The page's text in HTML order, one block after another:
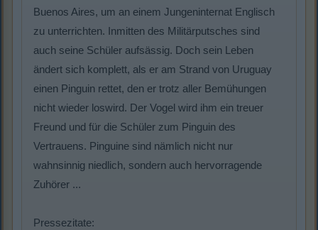
Buenos Aires, um an einem Jungeninternat Englisch
zu unterrichten. Inmitten des Militärputsches sind
auch seine Schüler aufsässig. Doch sein Leben
ändert sich komplett, als er am Strand von Uruguay
einen Pinguin rettet, den er trotz aller Bemühungen
nicht wieder loswird. Der Vogel wird ihm ein treuer
Freund und für die Schüler zum Pinguin des
Vertrauens. Pinguine sind nämlich nicht nur
wahnsinnig niedlich, sondern auch hervorragende
Zuhörer ...
Pressezitate: